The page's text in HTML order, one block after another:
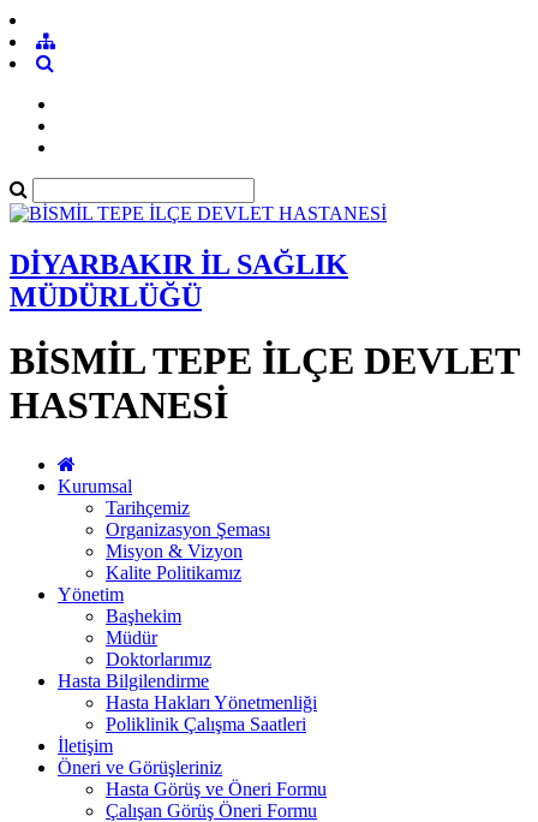
DİYARBAKIR İL SAĞLIK
MÜDÜRLÜĞÜ
BİSMİL TEPE İLÇE DEVLET
HASTANESİ
Kurumsal
Tarihçemiz
Organizasyon Şeması
Misyon & Vizyon
Kalite Politikamız
Yönetim
Başhekim
Müdür
Doktorlarımız
Hasta Bilgilendirme
Hasta Hakları Yönetmenliği
Poliklinik Çalışma Saatleri
İletişim
Öneri ve Görüşleriniz
Hasta Görüş ve Öneri Formu
Çalışan Görüş Öneri Formu